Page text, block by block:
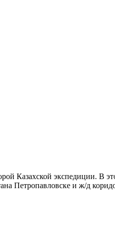
Казахской экспедиции. В
Петропавловске и ж/д